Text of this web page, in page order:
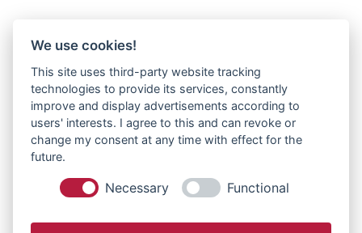
We use cookies!
This site uses third-party website tracking
technologies to provide its services, constantly
improve and display advertisements according to
users' interests. I agree to this and can revoke or
change my consent at any time with effect for the
future.
Necessary Functional